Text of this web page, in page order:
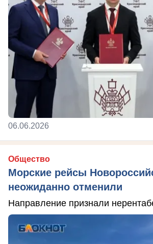
06.06.2026
Общество
Морские рейсы
неожиданно отменили
Направление признали